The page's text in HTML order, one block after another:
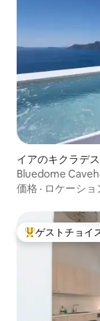
イアのキクラデ
Bluedome
価格 · ロケーショ
大好評のゲスト
ゲストチョイ